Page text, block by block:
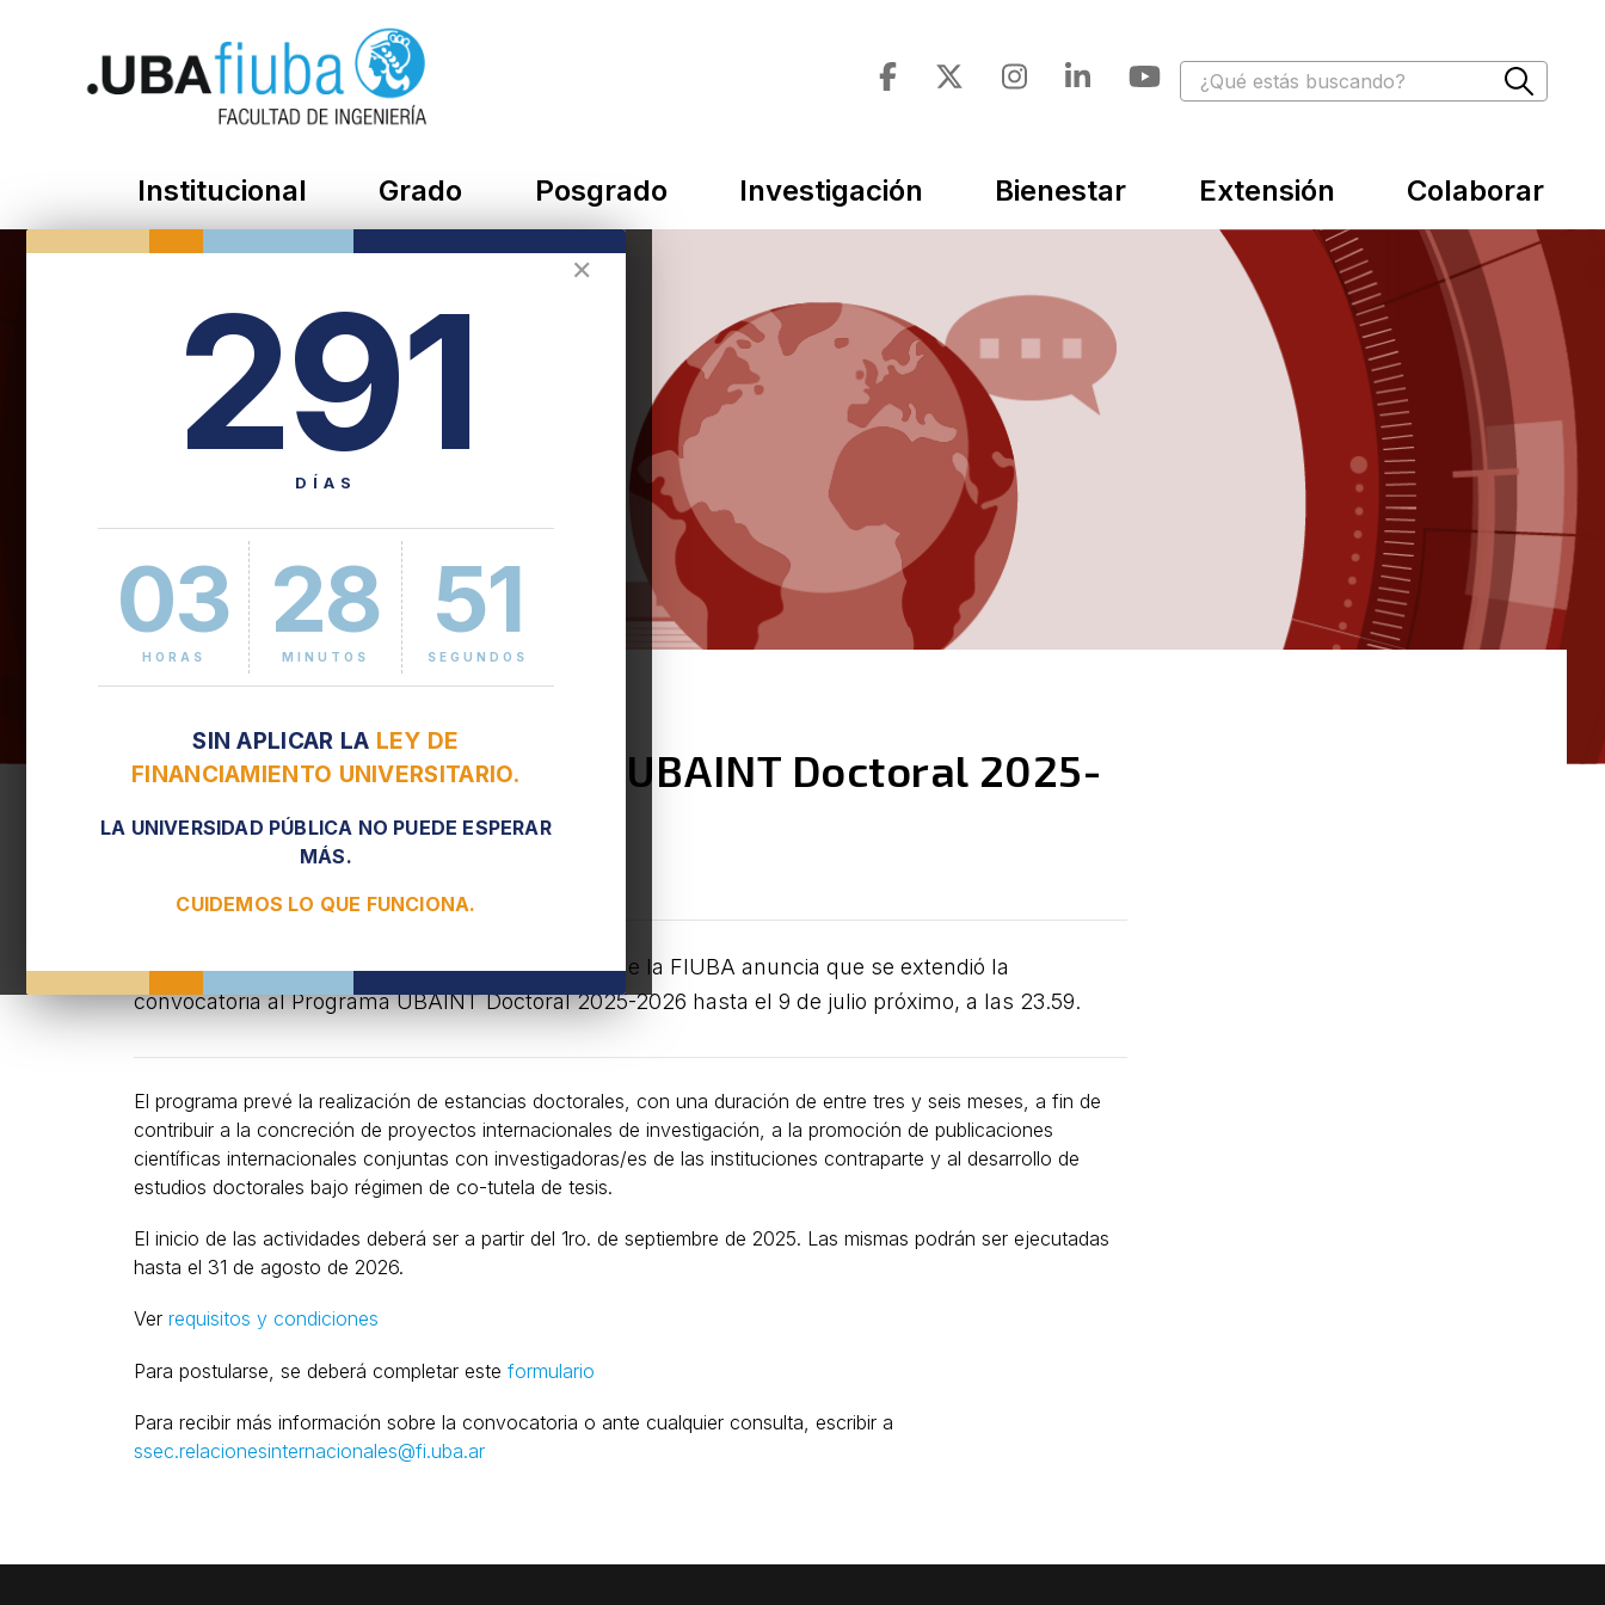
Institucional Grado Posgrado Investigación Bienestar Extensión Colaborar
✕
291
DÍAS
03
HORAS
28
MINUTOS
51
SEGUNDOS
SIN APLICAR LA LEY DE
FINANCIAMIENTO UNIVERSITARIO.
LA UNIVERSIDAD PÚBLICA NO PUEDE ESPERAR
MÁS.
CUIDEMOS LO QUE FUNCIONA.
Nueva fecha: Programa UBAINT Doctoral 2025-
2026
21 DE ABRIL DE 2025, 12.30
La Subsecretaría de Relaciones Internacionales de la FIUBA anuncia que se extendió la
convocatoria al Programa UBAINT Doctoral 2025-2026 hasta el 9 de julio próximo, a las 23.59.
El programa prevé la realización de estancias doctorales, con una duración de entre tres y seis meses, a fin de
contribuir a la concreción de proyectos internacionales de investigación, a la promoción de publicaciones
científicas internacionales conjuntas con investigadoras/es de las instituciones contraparte y al desarrollo de
estudios doctorales bajo régimen de co-tutela de tesis.
El inicio de las actividades deberá ser a partir del 1ro. de septiembre de 2025. Las mismas podrán ser ejecutadas
hasta el 31 de agosto de 2026.
Ver requisitos y condiciones
Para postularse, se deberá completar este formulario
Para recibir más información sobre la convocatoria o ante cualquier consulta, escribir a
ssec.relacionesinternacionales@fi.uba.ar